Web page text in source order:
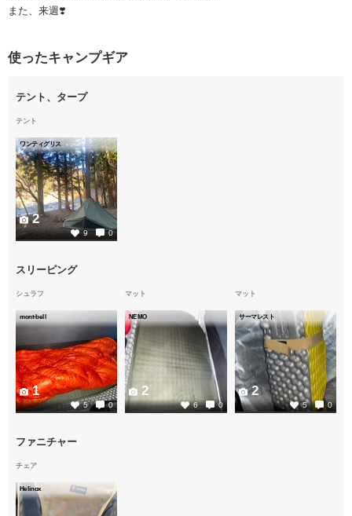
また、来週❣️
使ったキャンプギア
テント、タープ
テント
ワンティグリス
9 0
2
スリーピング
シュラフ
mont-bell
5 0
1
マット
NEMO
6 0
2
マット
サーマレスト
5 0
2
ファニチャー
チェア
Helinox